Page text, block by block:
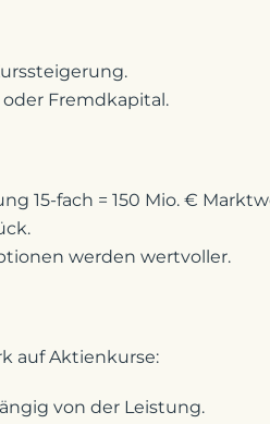
Fremdkapital.
15-fach = 150 Mio. €
werden wertvoller.
auf Aktienkurse:
von der Leistung.